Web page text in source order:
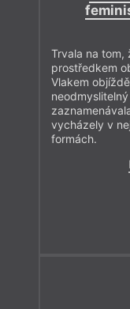
Trvala na tom,
prostředkem
Vlakem
vycházely v
formách.